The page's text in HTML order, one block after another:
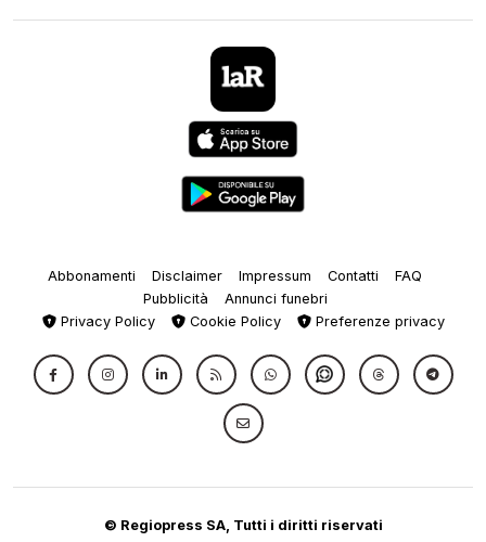
Abbonamenti Disclaimer Impressum Contatti
FAQ
Pubblicità
Annunci funebri
Privacy Policy
Cookie Policy Preferenze privacy
© Regiopress SA, Tutti i diritti riservati